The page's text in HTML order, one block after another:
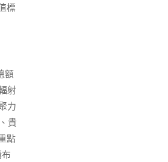
標
額
射
力
貴
點